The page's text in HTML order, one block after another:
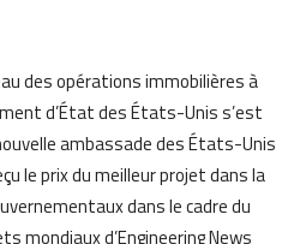
des opérations immobilières à
d’État des États-Unis s’est
ambassade des États-Unis
le prix du meilleur projet dans la
dans le cadre du
mondiaux d’Engineering News